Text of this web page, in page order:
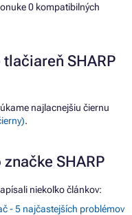
0 kompatibilných
SHARP
najlacnejšiu čiernu
.
SHARP
niekoľko článkov:
- 5 najčastejších problémov